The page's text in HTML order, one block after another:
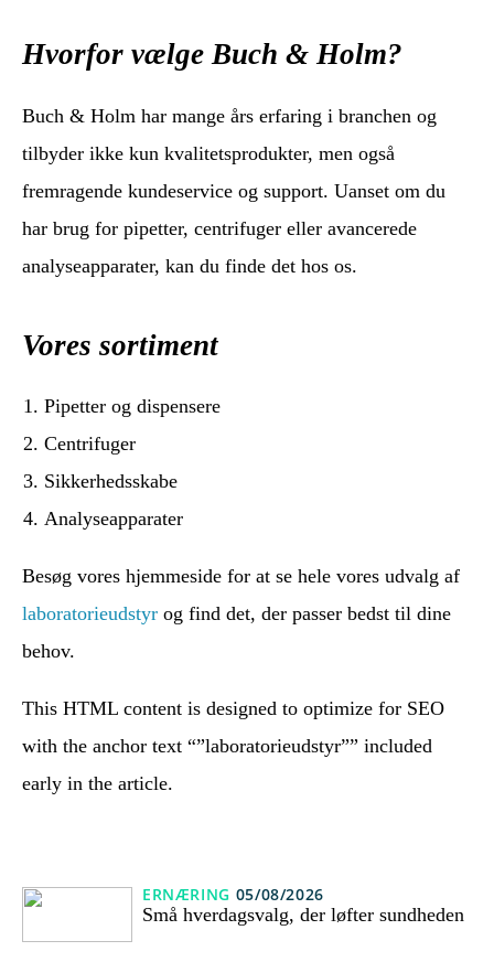
Hvorfor vælge Buch & Holm?
Buch & Holm har mange års erfaring i branchen og
tilbyder ikke kun kvalitetsprodukter, men også
fremragende kundeservice og support. Uanset om du
har brug for pipetter, centrifuger eller avancerede
analyseapparater, kan du finde det hos os.
Vores sortiment
Pipetter og dispensere
Centrifuger
Sikkerhedsskabe
Analyseapparater
Besøg vores hjemmeside for at se hele vores udvalg af
laboratorieudstyr og find det, der passer bedst til dine
behov.
This HTML content is designed to optimize for SEO
with the anchor text “”laboratorieudstyr”” included
early in the article.
ERNÆRING 05/08/2026
Små hverdagsvalg, der løfter sundheden